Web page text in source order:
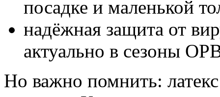
посадке и маленькой
надёжная защита от
актуально в сезоны
Но важно помнить: